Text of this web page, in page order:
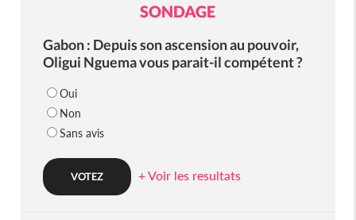
SONDAGE
Gabon : Depuis son ascension au pouvoir,
Oligui Nguema vous parait-il compétent ?
Oui
Non
Sans avis
+ Voir les resultats